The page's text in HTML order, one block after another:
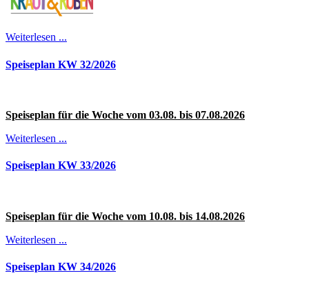
Weiterlesen ...
Speiseplan KW 32/2026
Speiseplan für die Woche vom 03.08. bis 07.08.2026
Weiterlesen ...
Speiseplan KW 33/2026
Speiseplan für die Woche vom 10.08. bis 14.08.2026
Weiterlesen ...
Speiseplan KW 34/2026